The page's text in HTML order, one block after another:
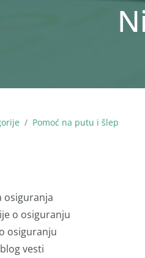
Pomoć na putu i šlep
osiguranja
o osiguranju
osiguranju
vesti